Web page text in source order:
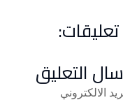
التعليق
الالكتروني